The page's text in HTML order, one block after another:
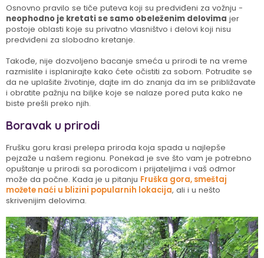
Osnovno pravilo se tiče puteva koji su predviđeni za vožnju -
neophodno je kretati se samo obeleženim delovima jer
postoje oblasti koje su privatno vlasništvo i delovi koji nisu
predviđeni za slobodno kretanje.
Takođe, nije dozvoljeno bacanje smeća u prirodi te na vreme
razmislite i isplanirajte kako ćete očistiti za sobom. Potrudite se
da ne uplašite životinje, dajte im do znanja da im se približavate
i obratite pažnju na biljke koje se nalaze pored puta kako ne
biste prešli preko njih.
Boravak u prirodi
Frušku goru krasi prelepa priroda koja spada u najlepše
pejzaže u našem regionu. Ponekad je sve što vam je potrebno
opuštanje u prirodi sa porodicom i prijateljima i vaš odmor
može da počne. Kada je u pitanju Fruška gora, smeštaj
možete naći u blizini popularnih lokacija, ali i u nešto
skrivenijim delovima.